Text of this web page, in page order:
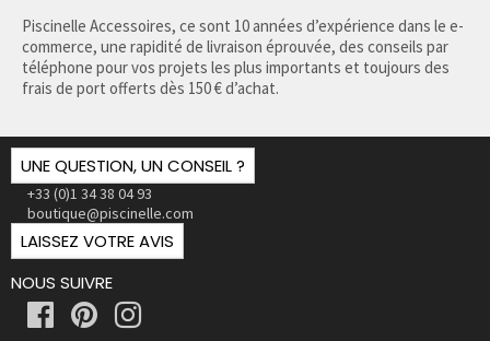
Piscinelle Accessoires, ce sont 10 années d’expérience dans le e-
commerce, une rapidité de livraison éprouvée, des conseils par
téléphone pour vos projets les plus importants et toujours des
frais de port offerts dès 150 € d’achat.
UNE QUESTION, UN CONSEIL ?
+33 (0)1 34 38 04 93
boutique@piscinelle.com
LAISSEZ VOTRE AVIS
NOUS SUIVRE